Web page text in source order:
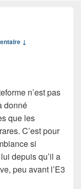
↓
n’est pas
donné
que les
C’est pour
si
depuis qu’il a
peu avant l’E3